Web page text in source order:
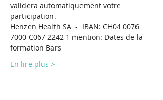
validera automatiquement votre
participation.
Henzen Health SA  -  IBAN: CH04 0076
7000 C067 2242 1 mention: Dates de la
formation Bars
En lire plus >